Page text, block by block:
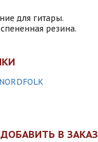
для гитары.
резина.
NORDFOLK
В ЗАКАЗ